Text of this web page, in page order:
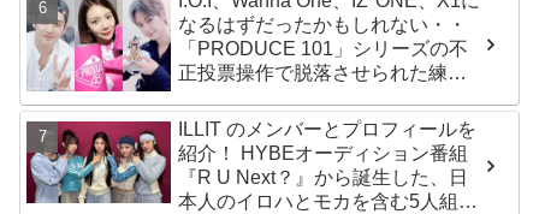
なるはずだったかもしれない・・
「PRODUCE 101」シリーズの不
正投票操作で脱落させられた練習
ILLIT のメンバーとプロフィールを
紹介！ HYBEオーディション番組
『R U Next？』から誕生した、日
本人のイロハとモカを含む5人組ガ